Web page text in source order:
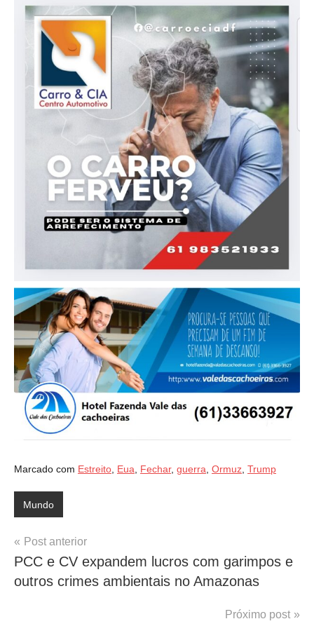
Marcado com Estreito, Eua, Fechar, guerra, Ormuz, Trump
Mundo
Navegação
de
Post
Post anterior
PCC e CV expandem lucros com garimpos e
outros crimes ambientais no Amazonas
Próximo post